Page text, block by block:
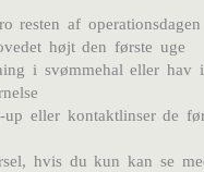
resten af operationsdagen
højt den første uge
i svømmehal eller hav
up eller kontaktlinser de
hvis du kun kan se